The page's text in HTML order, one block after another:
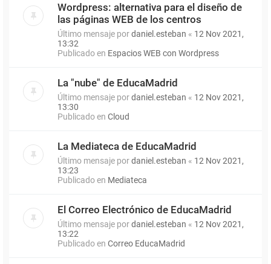
Wordpress: alternativa para el diseño de
las páginas WEB de los centros
Último mensaje pordaniel.esteban « 12 Nov 2021,
13:32
Publicado en Espacios WEB con Wordpress
La "nube" de EducaMadrid
Último mensaje pordaniel.esteban « 12 Nov 2021,
13:30
Publicado en Cloud
La Mediateca de EducaMadrid
Último mensaje pordaniel.esteban « 12 Nov 2021,
13:23
Publicado en Mediateca
El Correo Electrónico de EducaMadrid
Último mensaje pordaniel.esteban « 12 Nov 2021,
13:22
Publicado en Correo EducaMadrid